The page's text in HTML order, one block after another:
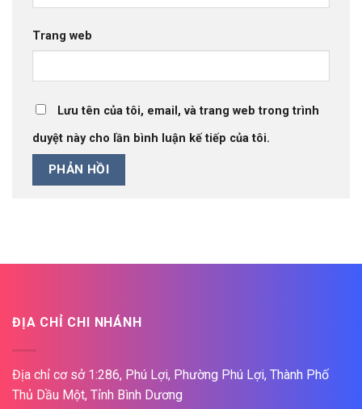
Trang web
Lưu tên của tôi, email, và trang web trong trình
duyệt này cho lần bình luận kế tiếp của tôi.
ĐỊA CHỈ CHI NHÁNH
Địa chỉ cơ sở 1:286, Phú Lợi, Phường Phú Lợi, Thành Phố
Thủ Dầu Một, Tỉnh Bình Dương